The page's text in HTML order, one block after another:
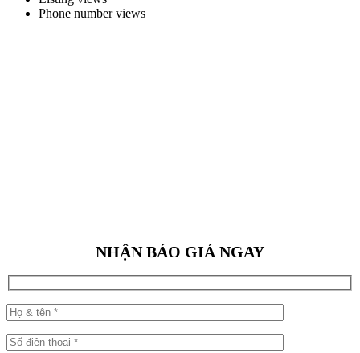
Phone number views
NHẬN BÁO GIÁ NGAY